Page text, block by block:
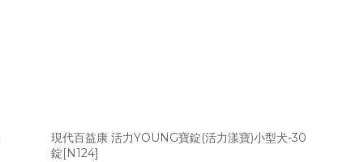
現代百益康 活力YOUNG寶錠(活力漾寶)小型犬-30
錠[N124]